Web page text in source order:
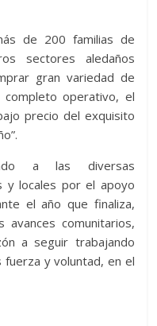
de 200 familias de
sectores aledaños
gran variedad de
operativo, el
precio del exquisito
a las diversas
y locales por el apoyo
el año que finaliza,
comunitarios,
a seguir trabajando
fuerza y voluntad, en el